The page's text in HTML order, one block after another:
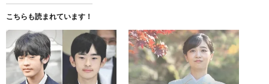
こちらも読まれています！